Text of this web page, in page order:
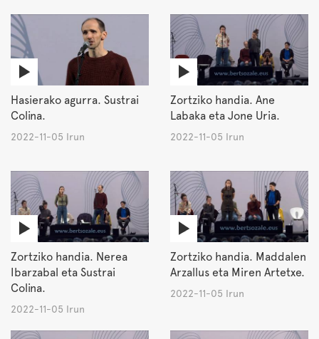
Hasierako agurra. Sustrai
Colina.
2022-11-05 Irun
Zortziko handia. Ane
Labaka eta Jone Uria.
2022-11-05 Irun
Zortziko handia. Nerea
Ibarzabal eta Sustrai
Colina.
2022-11-05 Irun
Zortziko handia. Maddalen
Arzallus eta Miren Artetxe.
2022-11-05 Irun